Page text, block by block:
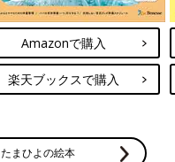
Amazonで購入
楽天ブックスで購入
たまひよの絵本